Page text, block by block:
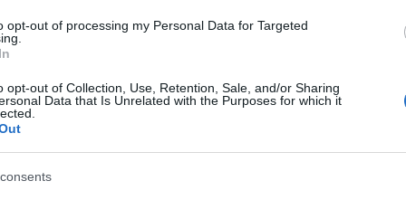
opt-out of processing my Personal Data for Targeted
opt-out of Collection, Use, Retention, Sale, and/or Sharing
Data that Is Unrelated with the Purposes for which it
TOVÁBB
kormány oltás tájékoztatás közbizalom koronavírus